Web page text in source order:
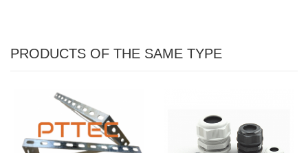
PRODUCTS OF THE SAME TYPE